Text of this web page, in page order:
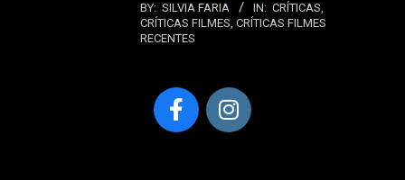
BY: SILVIA FARIA IN: CRÍTICAS,
CRÍTICAS FILMES, CRÍTICAS FILMES
RECENTES